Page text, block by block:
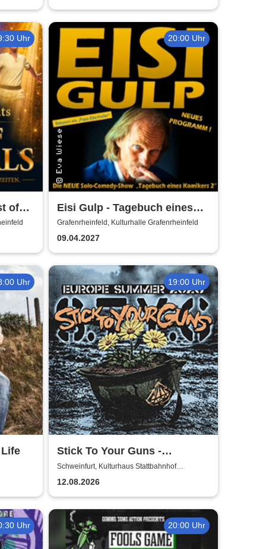
Uhr
of
20:00 Uhr
Eisi Gulp - Tagebuch eines
Komikers 2 (neues
Programm)
Grafenrheinfeld, Kulturhalle Grafenrheinfeld
09.04.2027
Uhr 19:00 Uhr
Stick To Your Guns -
European Summer 2026
Schweinfurt, Kulturhaus Stattbahnhof
12.08.2026
Uhr 20:00 Uhr